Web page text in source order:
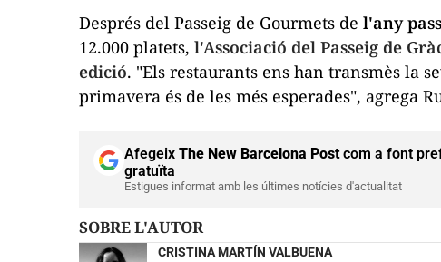
Després del Passeig de Gourmets de l'any
12.000 platets, l'Associació del Passeig de
edició. "Els restaurants ens han transmès la
primavera és de les més esperades", agrega
Afegeix The New Barcelona Postcom a font
gratuïta
Estigues informat amb les últimes notícies d'actualitat
SOBRE L'AUTOR
CRISTINA MARTÍN VALBUENA